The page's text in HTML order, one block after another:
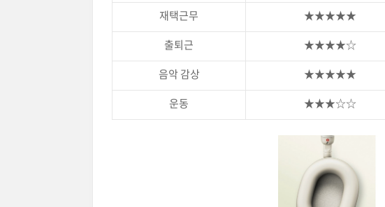
재택근무
★★★★★
출퇴근
★★★★☆
음악 감상
★★★★★
운동
★★★☆☆